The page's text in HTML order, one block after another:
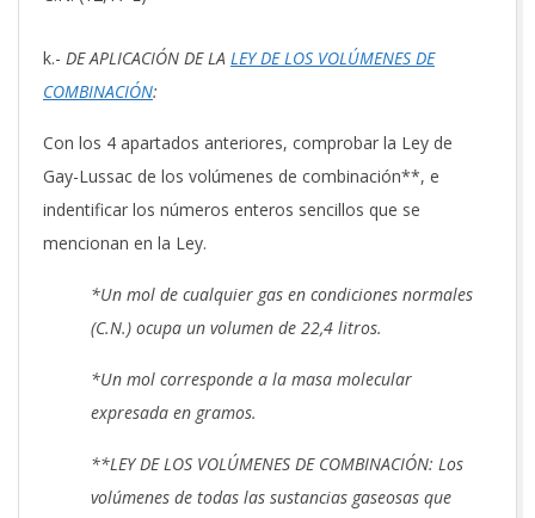
k.- DE APLICACIÓN DE LA LEY DE LOS VOLÚMENES DE
COMBINACIÓN:
Con los 4 apartados anteriores, comprobar la Ley de
Gay-Lussac de los volúmenes de combinación**, e
indentificar los números enteros sencillos que se
mencionan en la Ley.
*Un mol de cualquier gas en condiciones normales
(C.N.) ocupa un volumen de 22,4 litros.
*Un mol corresponde a la masa molecular
expresada en gramos.
**LEY DE LOS VOLÚMENES DE COMBINACIÓN: Los
volúmenes de todas las sustancias gaseosas que